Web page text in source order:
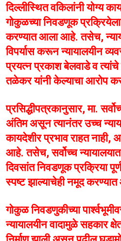
दिल्लीस्थित वकिलांनी योग्य
गोकुळच्या निवडणूक प्रक्रियेला
करण्यात आला आहे. तसेच,
विपर्यास करून न्यायालयीन
प्रयत्न प्रकाश बेलवाडे व
तळेकर यांनी केल्याचा आरोप
प्रसिद्धीपत्रकानुसार, मा.
अंतिम असून त्यानंतर उच्च
कायदेशीर प्रभाव राहत नाही,
आहे. तसेच, सर्वोच्च
दिवसांत निवडणूक प्रक्रिया
स्पष्ट झाल्याचेही नमूद
गोकुळ निवडणुकीच्या
न्यायालयीन वादामुळे सहकार